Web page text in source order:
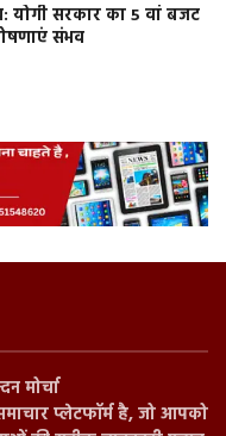
योगी सरकार का 5 वां बजट
संभव
मोर्चा
प्लेटफॉर्म है, जो आपको